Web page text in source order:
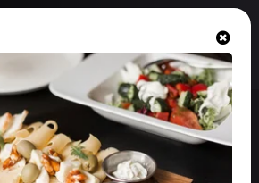
nem lesz tűzijáték